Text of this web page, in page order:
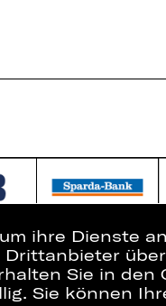
AGB
ihre Dienste
Sie in den
Sie können